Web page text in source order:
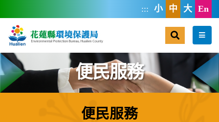
::: 小 中 大 En
選單
便民服務
便民服務